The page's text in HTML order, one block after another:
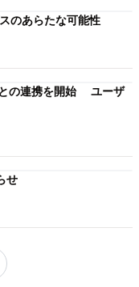
のあらたな可能性
の連携を開始 ユーザ
せ